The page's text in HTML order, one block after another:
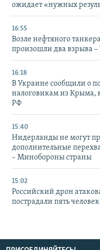
ожидает «нужных
16:55
Возле нефтяного
произошли два взрыва –
16:18
В Украине сообщили о
налоговикам из Крыма,
РФ
15:40
Нидерланды не могут
дополнительные
– Минобороны страны
15:02
Российский дрон
пострадали пять